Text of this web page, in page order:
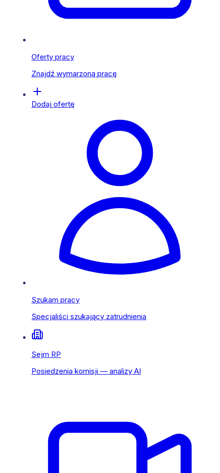
Oferty pracy
Znajdź wymarzoną pracę
Dodaj ofertę
Szukam pracy
Specjaliści szukający zatrudnienia
Sejm RP
Posiedzenia komisji — analizy AI